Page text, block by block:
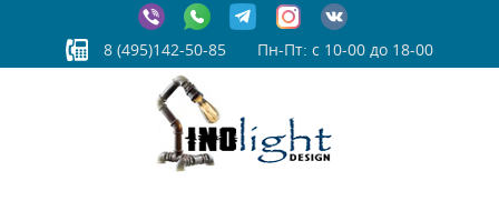
8 (495)142-50-85 Пн-Пт: с 10-00 до 18-00